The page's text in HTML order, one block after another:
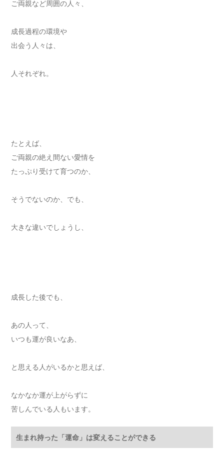
ご両親など周囲の人々、
成長過程の環境や
出会う人々は、
人それぞれ。
たとえば、
ご両親の絶え間ない愛情を
たっぷり受けて育つのか、
そうでないのか、でも、
大きな違いでしょうし、
成長した後でも、
あの人って、
いつも運が良いなあ、
と思える人がいるかと思えば、
なかなか運が上がらずに
苦しんでいる人もいます。
生まれ持った「運命」は変えることができる